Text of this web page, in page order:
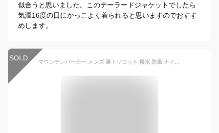
似合うと思いました。このテーラードジャケットでしたら
気温16度の日にかっこよく着られると思いますのでおすす
めします。
SOLD マウンテンパーカー メンズ 裏トリコット 撥水 防風 ナイロンジャケット ライトアウター タウンユース ウィンドブレーカー ウインドブレーカー レインコート テック ジャンパー・ブルゾン おしゃれ シェルジャケット メンズファッション マンパー